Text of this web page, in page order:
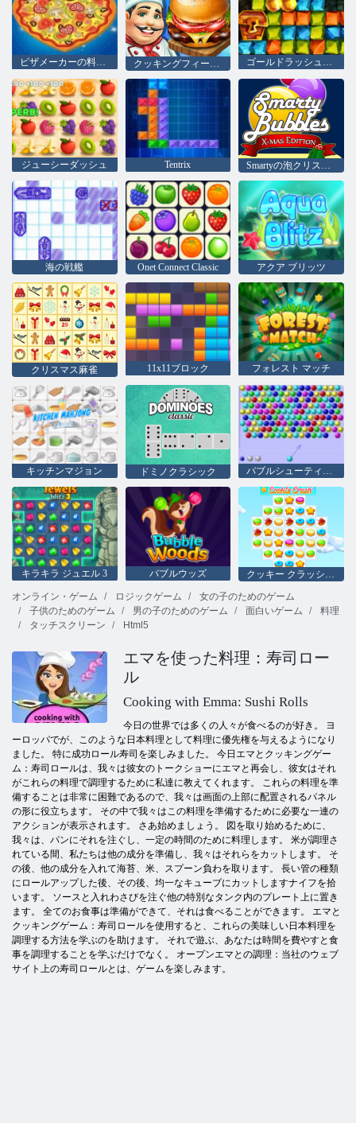
ピザメーカーの料理ゲーム ゴールドラッシュの宝探し
ジューシーダッシュ Tentrix Smartyの泡クリスマス版
海の戦艦 Onet Connect Classic アクア ブリッツ
クリスマス麻雀 11x11ブロック フォレスト マッチ
キッチンマジョン ドミノクラシック バブルシューティングhtml5
キラキラ ジュエル 3 バブルウッズ
クッキー クラッシュ 3
オンライン・ゲーム
ロジックゲーム
女の子のためのゲーム
子供のためのゲーム
男の子のためのゲーム 面白いゲーム
料理
タッチスクリーン
Html5
エマを使った料理：寿司ロー
ル
Cooking with Emma: Sushi Rolls
今日の世界では多くの人々が食べるのが好き。 ヨ
ーロッパでが、このような日本料理として料理に優先権を与えるようになり
ました。 特に成功ロール寿司を楽しみました。 今日エマとクッキングゲー
ム：寿司ロールは、我々は彼女のトークショーにエマと再会し、彼女はそれ
がこれらの料理で調理するために私達に教えてくれます。 これらの料理を準
備することは非常に困難であるので、我々は画面の上部に配置されるパネル
の形に役立ちます。 その中で我々はこの料理を準備するために必要な一連の
アクションが表示されます。 さあ始めましょう。 図を取り始めるために、
我々は、パンにそれを注ぐし、一定の時間のために料理します。 米が調理さ
れている間、私たちは他の成分を準備し、我々はそれらをカットします。 そ
の後、他の成分を入れて海苔、米、スプーン負わを取ります。 長い管の種類
にロールアップした後、その後、均一なキューブにカットしますナイフを拾
います。 ソースと入れわさびを注ぐ他の特別なタンク内のプレート上に置き
ます。 全てのお食事は準備ができて、それは食べることができます。 エマと
クッキングゲーム：寿司ロールを使用すると、これらの美味しい日本料理を
調理する方法を学ぶのを助けます。 それで遊ぶ、あなたは時間を費やすと食
事を調理することを学ぶだけでなく。 オープンエマとの調理：当社のウェブ
サイト上の寿司ロールとは、ゲームを楽しみます。